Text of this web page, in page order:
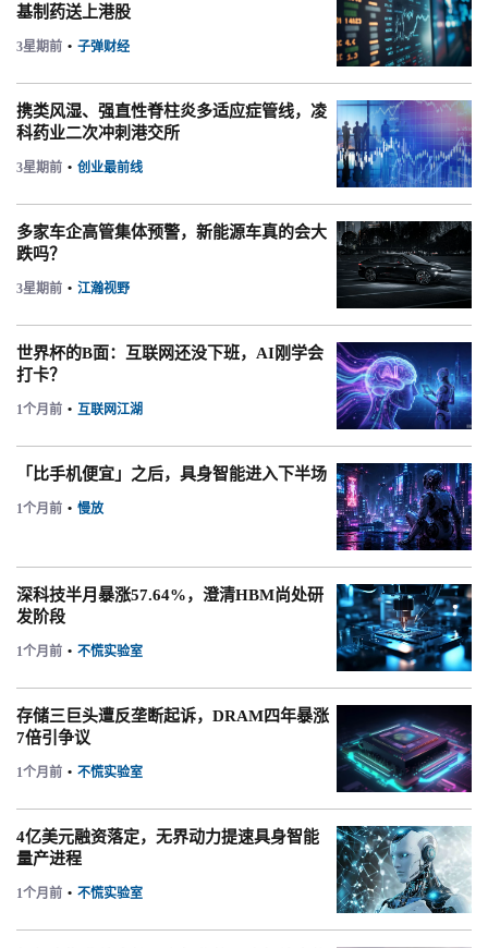
基制药送上港股
3星期前 • 子弹财经
携类风湿、强直性脊柱炎多适应症管线，凌
科药业二次冲刺港交所
3星期前 • 创业最前线
多家车企高管集体预警，新能源车真的会大
跌吗？
3星期前 • 江瀚视野
世界杯的B面：互联网还没下班，AI刚学会
打卡？
1个月前 • 互联网江湖
「比手机便宜」之后，具身智能进入下半场
1个月前 • 慢放
深科技半月暴涨57.64%，澄清HBM尚处研
发阶段
1个月前 • 不慌实验室
存储三巨头遭反垄断起诉，DRAM四年暴涨
7倍引争议
1个月前 • 不慌实验室
4亿美元融资落定，无界动力提速具身智能
量产进程
1个月前 • 不慌实验室